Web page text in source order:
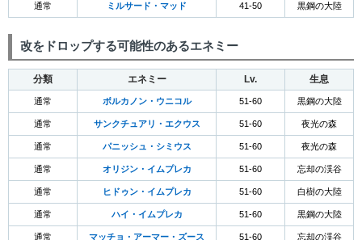
通常 ミルサード・マッド 41-50 黒鋼の大陸
改をドロップする可能性のあるエネミー
分類 エネミー Lv. 生息
通常 ボルカノン・ウニコル 51-60 黒鋼の大陸
通常 サンクチュアリ・エクウス 51-60 夜光の森
通常 パニッシュ・シミウス 51-60 夜光の森
通常 オリジン・イムプレカ 51-60 忘却の渓谷
通常 ヒドゥン・イムプレカ 51-60 白樹の大陸
通常 ハイ・イムプレカ 51-60 黒鋼の大陸
通常 マッチョ・アーマー・ズース 51-60 忘却の渓谷